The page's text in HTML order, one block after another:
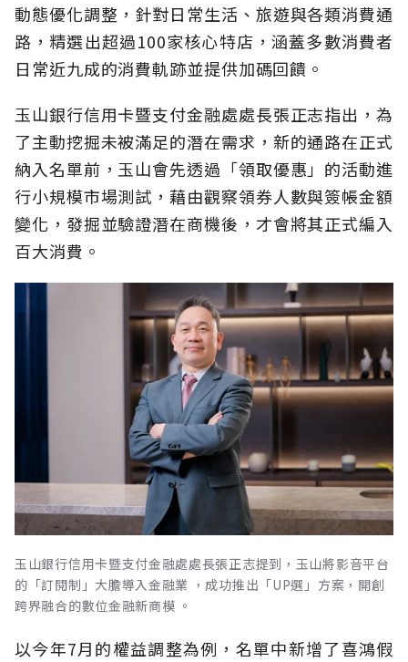
動態優化調整，針對日常生活、旅遊與各類消費通
路，精選出超過100家核心特店，涵蓋多數消費者
日常近九成的消費軌跡並提供加碼回饋。
玉山銀行信用卡暨支付金融處處長張正志指出，為
了主動挖掘未被滿足的潛在需求，新的通路在正式
納入名單前，玉山會先透過「領取優惠」的活動進
行小規模市場測試，藉由觀察領券人數與簽帳金額
變化，發掘並驗證潛在商機後，才會將其正式編入
百大消費。
玉山銀行信用卡暨支付金融處處長張正志提到，玉山將影音平台
的「訂閱制」大膽導入金融業 ，成功推出「UP選」方案，開創
跨界融合的數位金融新商模 。
以今年7月的權益調整為例，名單中新增了喜鴻假